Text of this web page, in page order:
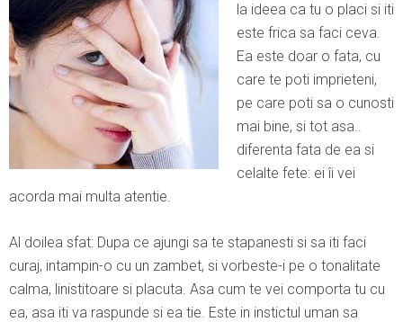
la ideea ca tu o placi si iti
este frica sa faci ceva.
Ea este doar o fata, cu
care te poti imprieteni,
pe care poti sa o cunosti
mai bine, si tot asa..
diferenta fata de ea si
celalte fete: ei îi vei
acorda mai multa atentie.
Al doilea sfat: Dupa ce ajungi sa te stapanesti si sa iti faci
curaj, intampin-o cu un zambet, si vorbeste-i pe o tonalitate
calma, linistitoare si placuta. Asa cum te vei comporta tu cu
ea, asa iti va raspunde si ea tie. Este in instictul uman sa